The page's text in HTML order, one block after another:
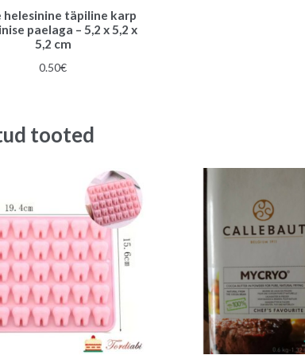
helesinine täpiline karp
paelaga – 5,2 x 5,2 x
5,2 cm
0.50€
tooted